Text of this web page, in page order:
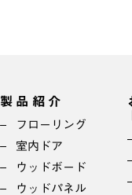
製品紹介
フローリング
室内ドア
ウッドボード
ウッドパネル